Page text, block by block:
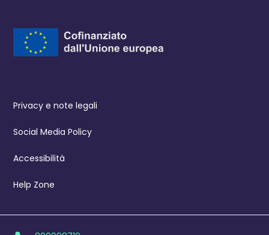
Privacy e note legali
Social Media Policy
Accessibilità
Help Zone